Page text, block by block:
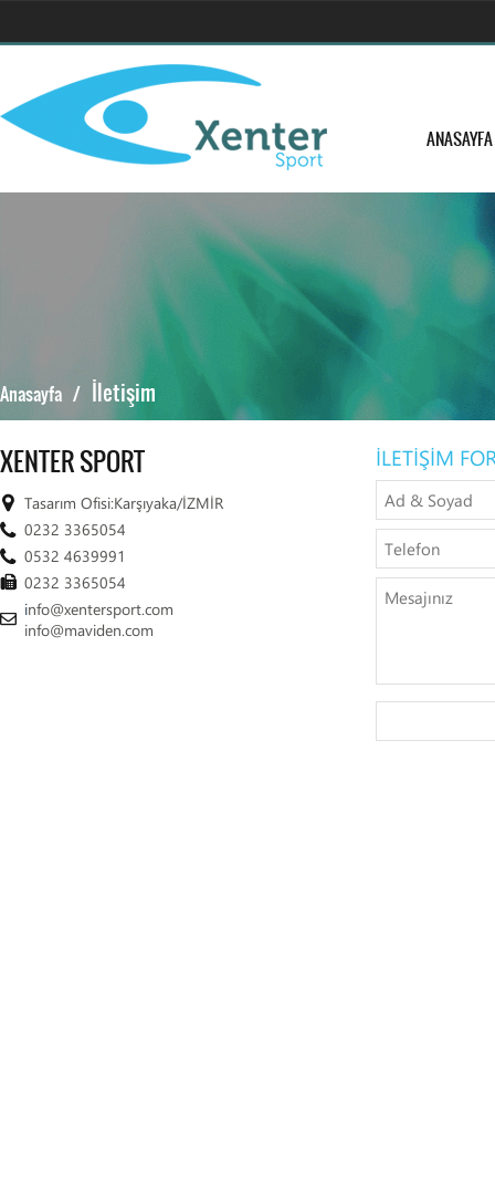
ANASAYFA
Anasayfa / İletişim
XENTER SPORT
Tasarım Ofisi:Karşıyaka/İZMİR
0232 3365054
0532 4639991
0232 3365054
info@xentersport.com
info@maviden.com
İLETİŞİM